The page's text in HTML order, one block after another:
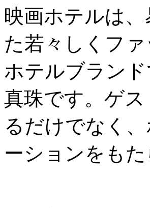
映画ホテルは
た若々しくフ
ホテルブラン
真珠です。ゲ
るだけでなく
ーションをも